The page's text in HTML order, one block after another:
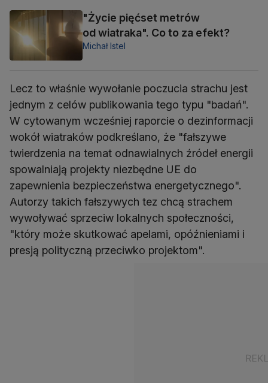
"Życie pięćset metrów
od wiatraka". Co to za efekt?
Michał Istel
Lecz to właśnie wywołanie poczucia strachu jest
jednym z celów publikowania tego typu "badań".
W cytowanym wcześniej raporcie o dezinformacji
wokół wiatraków podkreślano, że "fałszywe
twierdzenia na temat odnawialnych źródeł energii
spowalniają projekty niezbędne UE do
zapewnienia bezpieczeństwa energetycznego".
Autorzy takich fałszywych tez chcą strachem
wywoływać sprzeciw lokalnych społeczności,
"który może skutkować apelami, opóźnieniami i
presją polityczną przeciwko projektom".